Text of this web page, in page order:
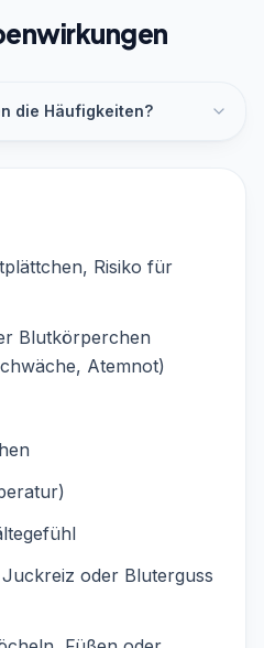
die Häufigkeiten?
Risiko für
Blutkörperchen
Atemnot)
oder Bluterguss